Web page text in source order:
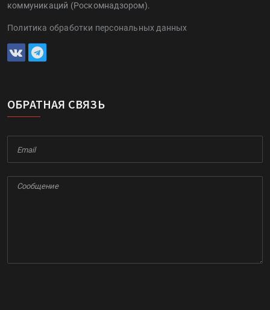
коммуникаций (Роскомнадзором).
Политика обработки персональных данных
ОБРАТНАЯ СВЯЗЬ